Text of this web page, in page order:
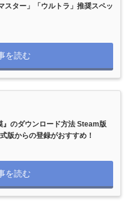
スター」「ウルトラ」推奨スペッ
を読む
』のダウンロード方法 Steam版
版からの登録がおすすめ！
を読む